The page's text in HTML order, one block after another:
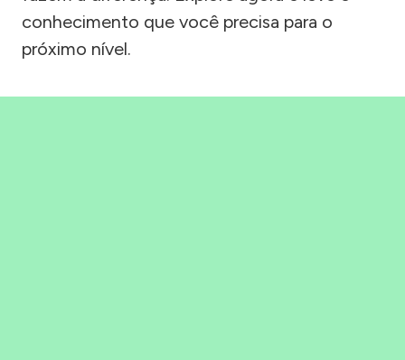
conhecimento que você precisa para o
próximo nível.